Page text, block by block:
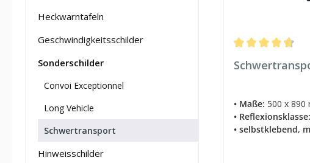
Heckwarntafeln
Geschwindigkeitsschilder
Sonderschilder
Convoi Exceptionnel
Long Vehicle
Schwertransport
Hinweisschilder
• Maße: 500 x 890
• Reflexionsklasse:
• selbstklebend,